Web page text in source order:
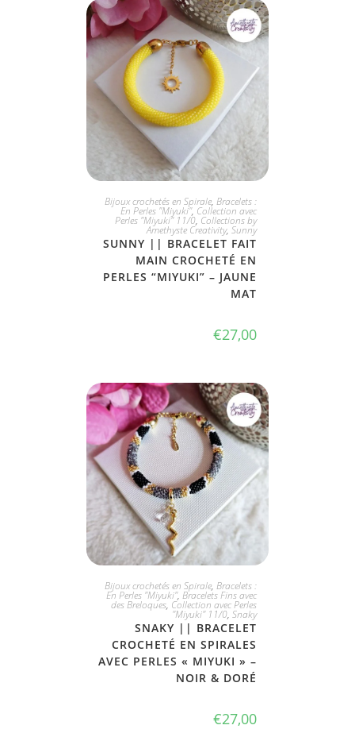
JE L'ADOPTE
Bijoux crochetés en Spirale, Bracelets :
En Perles "Miyuki", Collection avec
Perles "Miyuki" 11/0, Collections by
Amethyste Creativity, Sunny
SUNNY || BRACELET FAIT
MAIN CROCHETÉ EN
PERLES “MIYUKI” – JAUNE
MAT
€27,00
JE L'ADOPTE
Bijoux crochetés en Spirale, Bracelets :
En Perles "Miyuki", Bracelets Fins avec
des Breloques, Collection avec Perles
"Miyuki" 11/0, Snaky
SNAKY || BRACELET
CROCHETÉ EN SPIRALES
AVEC PERLES « MIYUKI » –
NOIR & DORÉ
€27,00